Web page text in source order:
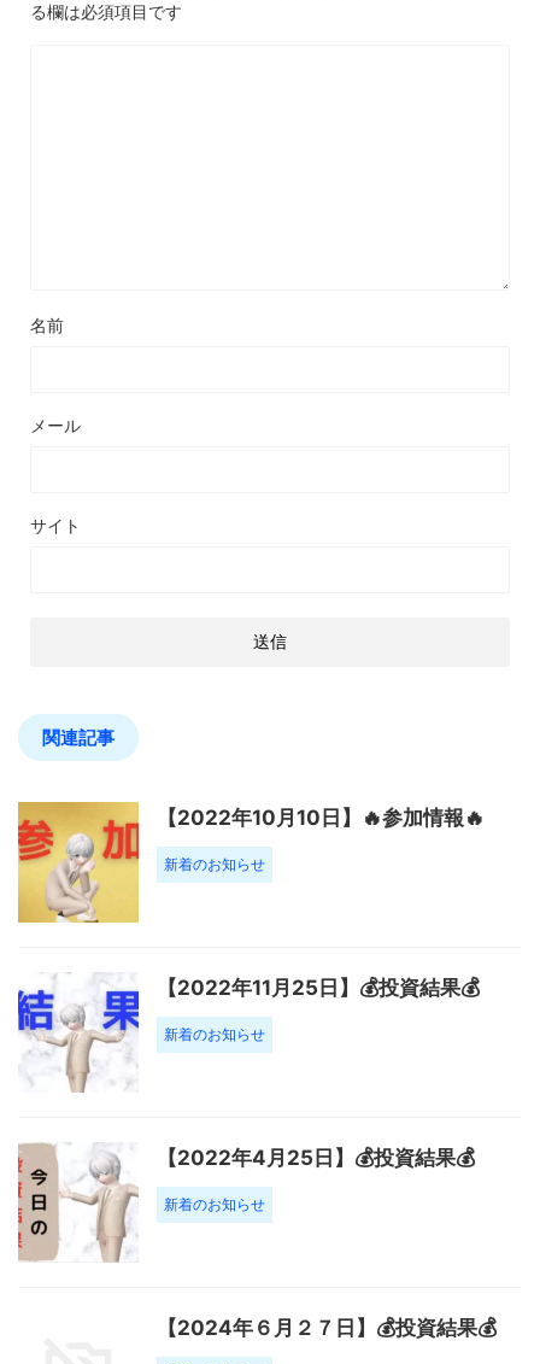
る欄は必須項目です
名前
メール
サイト
関連記事
【2022年10月10日】🔥参加情報🔥
新着のお知らせ
【2022年11月25日】💰投資結果💰
新着のお知らせ
【2022年4月25日】💰投資結果💰
新着のお知らせ
【2024年６月２７日】💰投資結果💰